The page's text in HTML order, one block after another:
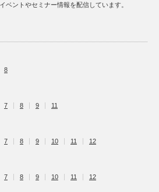
ベントやセミナー情報を配信しています。
8
7 8 9 11
7 8 9 10 11 12
7 8 9 10 11 12